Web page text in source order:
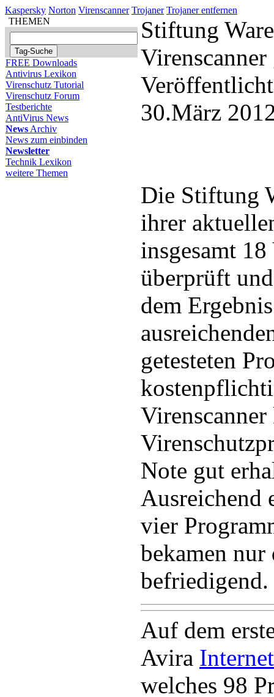
Kaspersky Norton Virenscanner Trojaner Trojaner entfernen
THEMEN
FREE Downloads
Antivirus Lexikon
Virenschutz Tutorial
Virenschutz Forum
Testberichte
AntiVirus News
News Archiv
News zum einbinden
Newsletter
Technik Lexikon
weitere Themen
Stiftung
Virenscanner
30.März
Die Stiftung
ihrer
insgesamt
überprüft
dem
getesteten
Note gut
Ausreichend
vier
bekamen
befriedigend.
Auf dem
Avira Internet
welches 98